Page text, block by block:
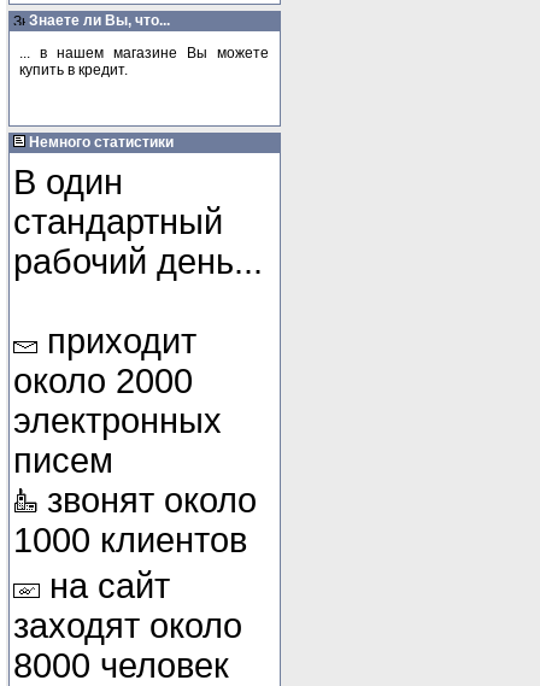
Знаете ли Вы, что...
... в нашем магазине Вы можете
купить в кредит.
Немного статистики
В один
стандартный
рабочий день...
приходит
около 2000
электронных
писем
звонят около
1000 клиентов
на сайт
заходят около
8000 человек